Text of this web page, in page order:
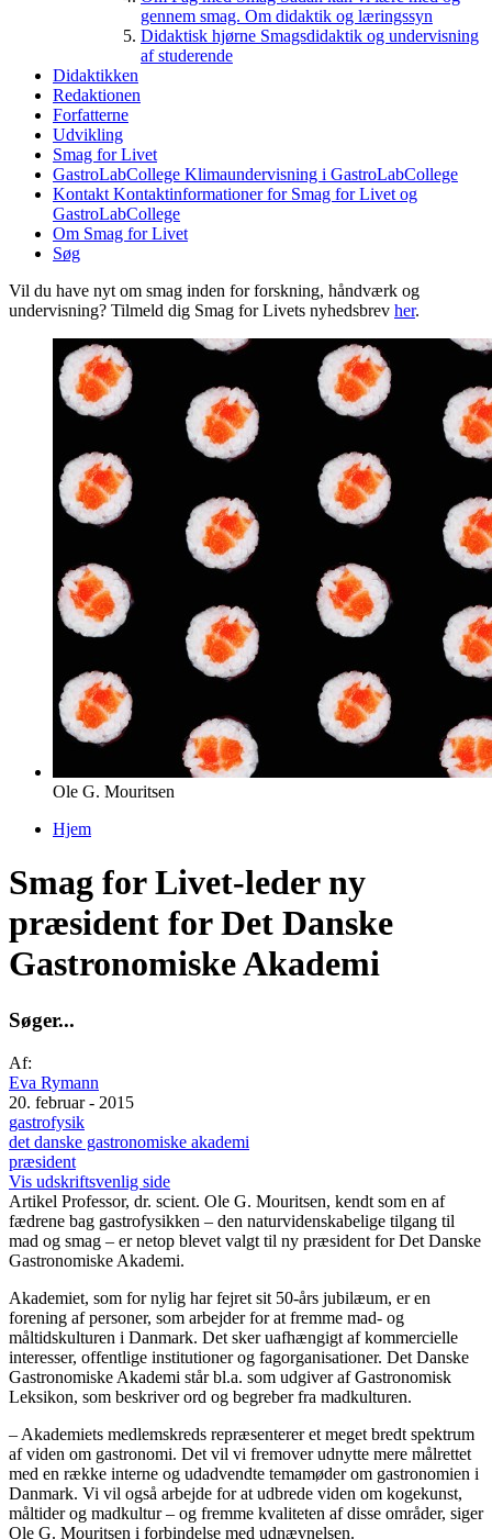
gennem smag. Om didaktik og læringssyn
Didaktisk hjørne Smagsdidaktik og undervisning
af studerende
Didaktikken
Redaktionen
Forfatterne
Udvikling
Smag for Livet
GastroLabCollege Klimaundervisning i GastroLabCollege
Kontakt Kontaktinformationer for Smag for Livet og
GastroLabCollege
Om Smag for Livet
Søg
Vil du have nyt om smag inden for forskning, håndværk og
undervisning? Tilmeld dig Smag for Livets nyhedsbrev her.
Ole G. Mouritsen
Hjem
Smag for Livet-leder ny
præsident for Det Danske
Gastronomiske Akademi
Søger...
Af:
Eva Rymann
20. februar - 2015
gastrofysik
det danske gastronomiske akademi
præsident
Vis udskriftsvenlig side
Artikel Professor, dr. scient. Ole G. Mouritsen, kendt som en af
fædrene bag gastrofysikken – den naturvidenskabelige tilgang til
mad og smag – er netop blevet valgt til ny præsident for Det Danske
Gastronomiske Akademi.
Akademiet, som for nylig har fejret sit 50-års jubilæum, er en
forening af personer, som arbejder for at fremme mad- og
måltidskulturen i Danmark. Det sker uafhængigt af kommercielle
interesser, offentlige institutioner og fagorganisationer. Det Danske
Gastronomiske Akademi står bl.a. som udgiver af Gastronomisk
Leksikon, som beskriver ord og begreber fra madkulturen.
– Akademiets medlemskreds repræsenterer et meget bredt spektrum
af viden om gastronomi. Det vil vi fremover udnytte mere målrettet
med en række interne og udadvendte temamøder om gastronomien i
Danmark. Vi vil også arbejde for at udbrede viden om kogekunst,
måltider og madkultur – og fremme kvaliteten af disse områder, siger
Ole G. Mouritsen i forbindelse med udnævnelsen.